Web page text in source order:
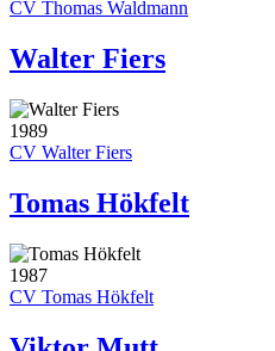
CV Thomas Waldmann
Walter Fiers
1989
CV Walter Fiers
Tomas Hökfelt
1987
CV Tomas Hökfelt